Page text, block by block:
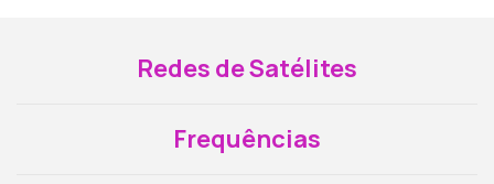
Redes de Satélites
Frequências